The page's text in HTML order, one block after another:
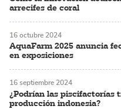
arrecifes de coral
AquaFarm 2025 anuncia
en exposiciones
16 octubre 2024
¿Podrían las piscifactorías
producción indonesia?
16 septiembre 2024